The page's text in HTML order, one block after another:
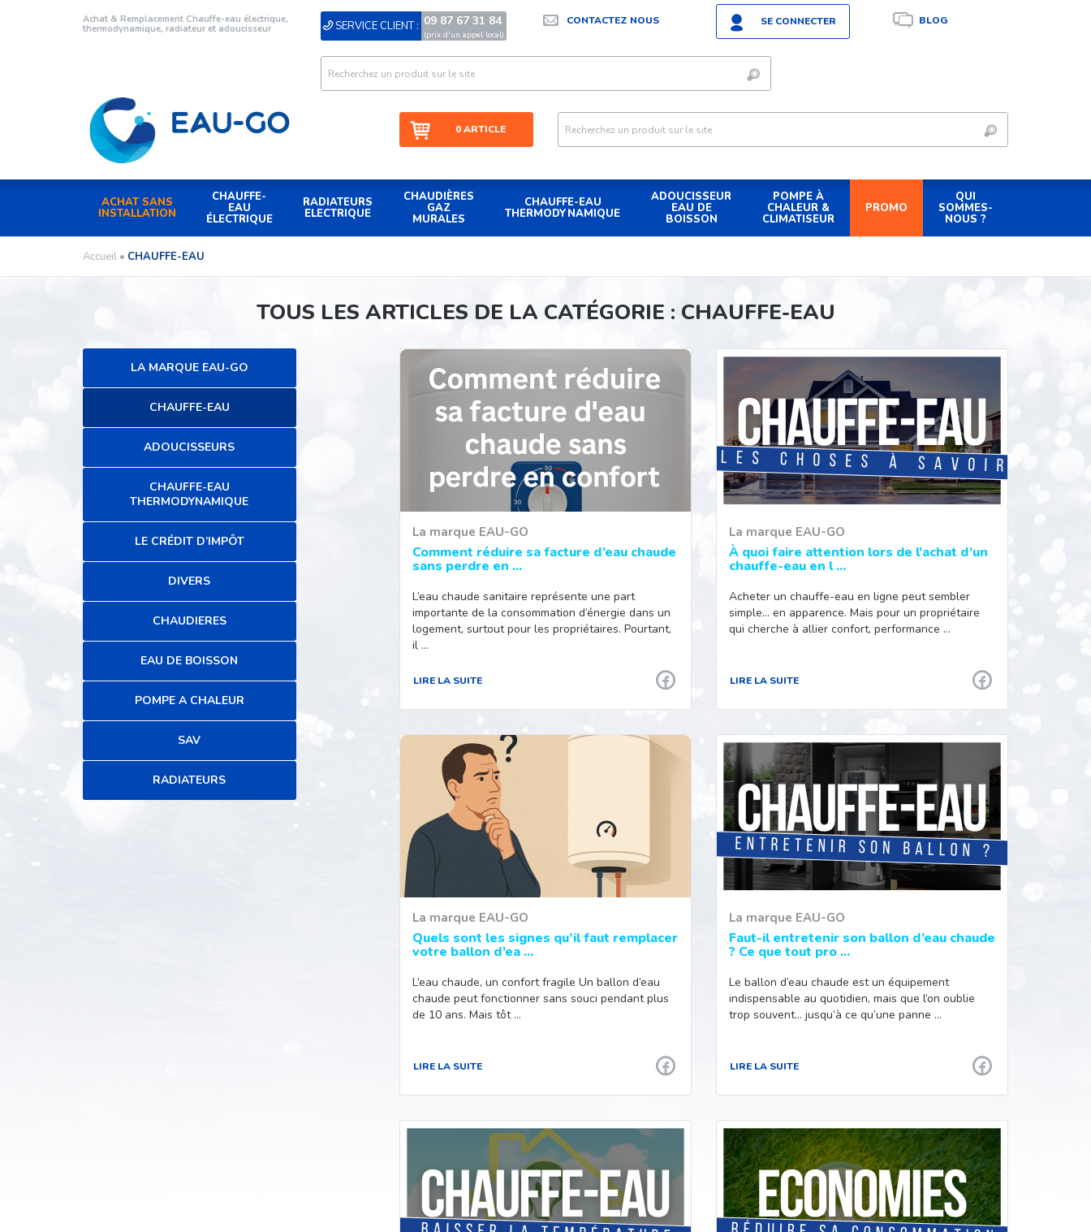
Achat & Remplacement Chauffe-eau électrique,
thermodynamique, radiateur et adoucisseur
SERVICE CLIENT : 09 87 67 31 84
(prix d'un appel local)
CONTACTEZ NOUS SE CONNECTER BLOG
0 ARTICLE
ACHAT SANS
INSTALLATION
CHAUFFE-
EAU
ÉLECTRIQUE
RADIATEURS
ELECTRIQUE
CHAUDIÈRES
GAZ
MURALES
CHAUFFE-EAU
THERMODYNAMIQUE
ADOUCISSEUR
EAU DE
BOISSON
POMPE À
CHALEUR &
CLIMATISEUR
PROMO
QUI
SOMMES-
NOUS ?
Accueil • CHAUFFE-EAU
TOUS LES ARTICLES DE LA CATÉGORIE : CHAUFFE-EAU
La marque EAU-GO
Comment réduire sa facture d’eau chaude
sans perdre en ...
L’eau chaude sanitaire représente une part
importante de la consommation d’énergie dans un
logement, surtout pour les propriétaires. Pourtant,
il …
LIRE LA SUITE
La marque EAU-GO
À quoi faire attention lors de l’achat d’un
chauffe-eau en l ...
Acheter un chauffe-eau en ligne peut sembler
simple… en apparence. Mais pour un propriétaire
qui cherche à allier confort, performance …
LIRE LA SUITE
La marque EAU-GO
Quels sont les signes qu’il faut remplacer
votre ballon d’ea ...
L’eau chaude, un confort fragile Un ballon d’eau
chaude peut fonctionner sans souci pendant plus
de 10 ans. Mais tôt …
LIRE LA SUITE
La marque EAU-GO
Faut-il entretenir son ballon d’eau chaude
? Ce que tout pro ...
Le ballon d’eau chaude est un équipement
indispensable au quotidien, mais que l’on oublie
trop souvent… jusqu’à ce qu’une panne …
LIRE LA SUITE
LA MARQUE EAU-GO
CHAUFFE-EAU
ADOUCISSEURS
CHAUFFE-EAU
THERMODYNAMIQUE
LE CRÉDIT D’IMPÔT
DIVERS
CHAUDIERES
EAU DE BOISSON
POMPE A CHALEUR
SAV
RADIATEURS